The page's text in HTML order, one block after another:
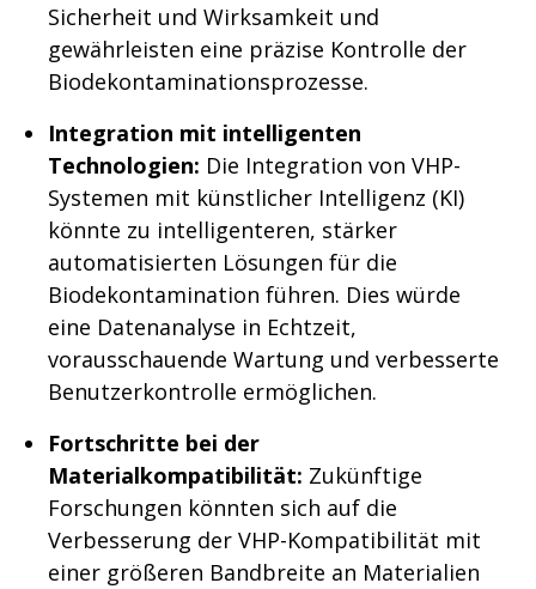
Sicherheit und Wirksamkeit und
gewährleisten eine präzise Kontrolle der
Biodekontaminationsprozesse.
Integration mit intelligenten
Technologien: Die Integration von VHP-
Systemen mit künstlicher Intelligenz (KI)
könnte zu intelligenteren, stärker
automatisierten Lösungen für die
Biodekontamination führen. Dies würde
eine Datenanalyse in Echtzeit,
vorausschauende Wartung und verbesserte
Benutzerkontrolle ermöglichen.
Fortschritte bei der
Materialkompatibilität: Zukünftige
Forschungen könnten sich auf die
Verbesserung der VHP-Kompatibilität mit
einer größeren Bandbreite an Materialien